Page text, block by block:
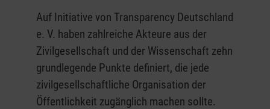
Auf Initiative von Transparency Deutschland
e. V. haben zahlreiche Akteure aus der
Zivilgesellschaft und der Wissenschaft zehn
grundlegende Punkte definiert, die jede
zivilgesellschaftliche Organisation der
Öffentlichkeit zugänglich machen sollte.